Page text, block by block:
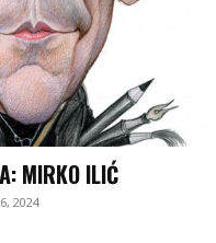
MIRKO ILIĆ
2024